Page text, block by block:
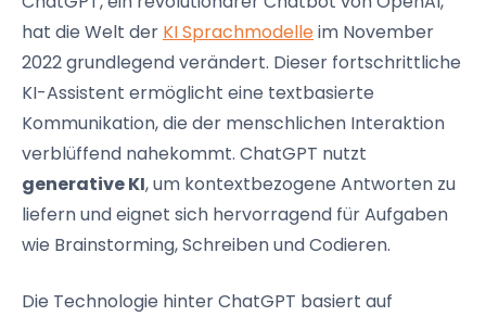
hat die Welt der KI Sprachmodelleim November
2022 grundlegend verändert. Dieser fortschrittliche
KI-Assistent ermöglicht eine textbasierte
Kommunikation, die der menschlichen Interaktion
verblüffend nahekommt. ChatGPT nutzt
generative KI, um kontextbezogene Antworten zu
liefern und eignet sich hervorragend für Aufgaben
wie Brainstorming, Schreiben und Codieren.
Die Technologie hinter ChatGPT basiert auf